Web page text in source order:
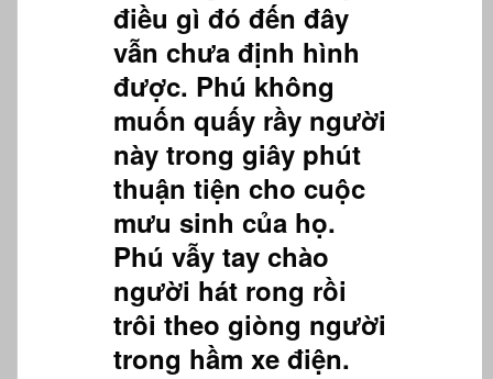
điều gì đó đến đây
vẫn chưa định hình
được. Phú không
muốn quấy rầy người
này trong giây phút
thuận tiện cho cuộc
mưu sinh của họ.
Phú vẫy tay chào
người hát rong rồi
trôi theo giòng người
trong hầm xe điện.